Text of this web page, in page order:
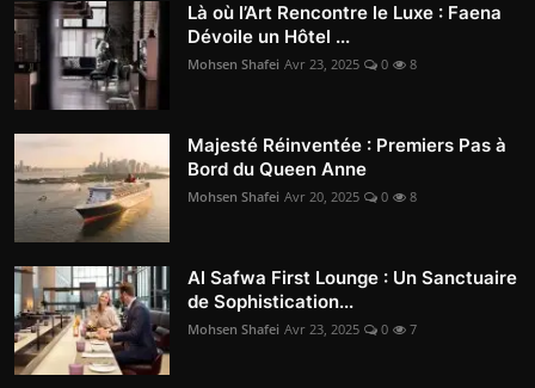
Là où l’Art Rencontre le Luxe : Faena
Dévoile un Hôtel ...
Mohsen Shafei Avr 23, 2025 0 8
Majesté Réinventée : Premiers Pas à
Bord du Queen Anne
Mohsen Shafei Avr 20, 2025 0 8
Al Safwa First Lounge : Un Sanctuaire
de Sophistication...
Mohsen Shafei Avr 23, 2025 0 7